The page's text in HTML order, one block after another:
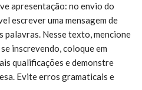
apresentação: no envio do
escrever uma mensagem de
palavras. Nesse texto, mencione
inscrevendo, coloque em
qualificações e demonstre
Evite erros gramaticais e